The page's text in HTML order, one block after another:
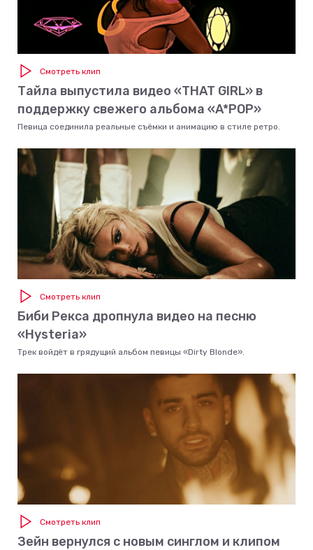
Смотреть клип
Тайла выпустила видео «THAT GIRL» в
поддержку свежего альбома «A*POP»
Певица соединила реальные съёмки и анимацию в стиле ретро.
Смотреть клип
Биби Рекса дропнула видео на песню
«Hysteria»
Трек войдёт в грядущий альбом певицы «Dirty Blonde».
Смотреть клип
Зейн вернулся с новым синглом и клипом